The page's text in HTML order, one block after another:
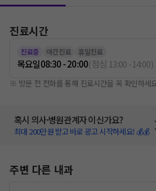
진료시간
진료중 야간진료 휴일진료
목요일08:30 - 20:00(점심 13:00-14:00)
※ 방문 전 전화를 통해 진료시간을 꼭 확인하세
혹시 의사·병원관계자 이신가요?
최대 200만원 받고 바로 광고 시작하세요! 💰💰
주변 다른 내과